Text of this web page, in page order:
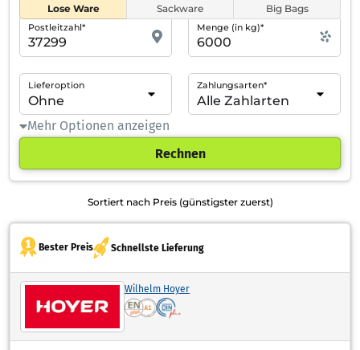
Lose Ware Sackware Big Bags
Postleitzahl* Menge (in kg)*
Lieferoption Zahlungsarten*
Mehr Optionen anzeigen
Rechnen
Sortiert nach Preis (günstigster zuerst)
Bester Preis Schnellste Lieferung
Wilhelm Hoyer